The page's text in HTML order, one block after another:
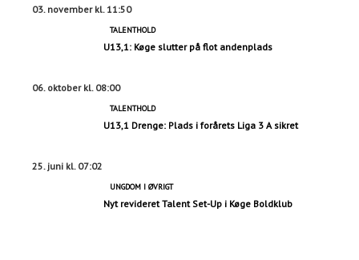
03. november kl. 11:50
TALENTHOLD
U13,1: Køge slutter på flot andenplads
06. oktober kl. 08:00
TALENTHOLD
U13,1 Drenge: Plads i forårets Liga 3 A sikret
25. juni kl. 07:02
UNGDOM I ØVRIGT
Nyt revideret Talent Set-Up i Køge Boldklub